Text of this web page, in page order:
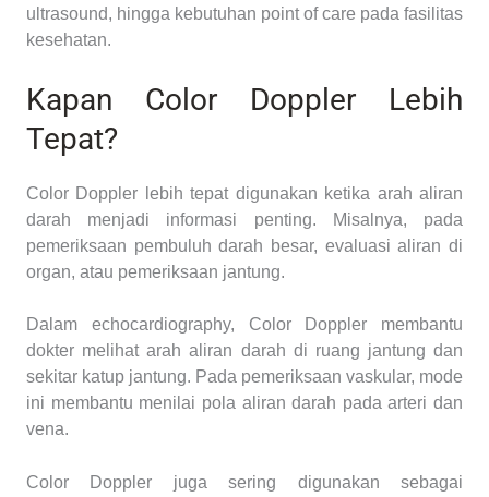
ultrasound, hingga kebutuhan point of care pada fasilitas
kesehatan.
Kapan Color Doppler Lebih
Tepat?
Color Doppler lebih tepat digunakan ketika arah aliran
darah menjadi informasi penting. Misalnya, pada
pemeriksaan pembuluh darah besar, evaluasi aliran di
organ, atau pemeriksaan jantung.
Dalam echocardiography, Color Doppler membantu
dokter melihat arah aliran darah di ruang jantung dan
sekitar katup jantung. Pada pemeriksaan vaskular, mode
ini membantu menilai pola aliran darah pada arteri dan
vena.
Color Doppler juga sering digunakan sebagai